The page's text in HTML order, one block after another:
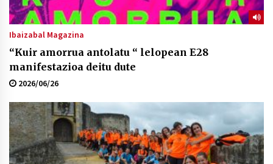
Ibaizabal Magazina
“Kuir amorrua antolatu “ lelopean E28
manifestazioa deitu dute
2026/06/26